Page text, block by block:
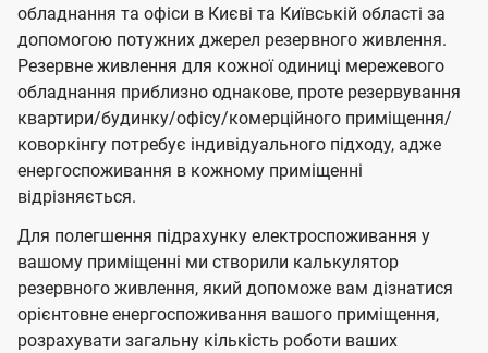
обладнання та офіси в Києві та Київській області за
допомогою потужних джерел резервного живлення.
Резервне живлення для кожної одиниці мережевого
обладнання приблизно однакове, проте резервування
квартири/будинку/офісу/комерційного приміщення/
коворкінгу потребує індивідуального підходу, адже
енергоспоживання в кожному приміщенні
відрізняється.
Для полегшення підрахунку електроспоживання у
вашому приміщенні ми створили калькулятор
резервного живлення, який допоможе вам дізнатися
орієнтовне енергоспоживання вашого приміщення,
розрахувати загальну кількість роботи ваших